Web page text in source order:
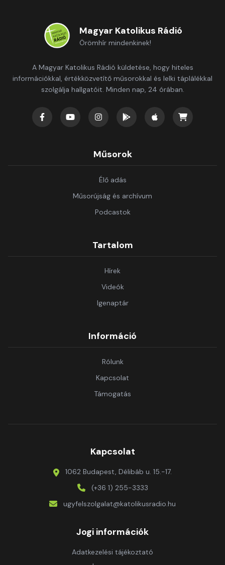
Magyar Katolikus Rádió
Örömhír mindenkinek!
A Magyar Katolikus Rádió küldetése, hogy hiteles
információkkal, értékközvetítő műsorokkal és lelki táplálékkal
szolgálja hallgatóit. Minden nap, 24 órában.
Műsorok
Élő adás
Műsorújság és archívum
Podcastok
Tartalom
Hírek
Videók
Igenaptár
Információ
Rólunk
Kapcsolat
Támogatás
Kapcsolat
1062 Budapest, Délibáb u. 15.-17.
(+36 1) 255-3333
ugyfelszolgalat@katolikusradio.hu
Jogi információk
Adatkezelési tájékoztató